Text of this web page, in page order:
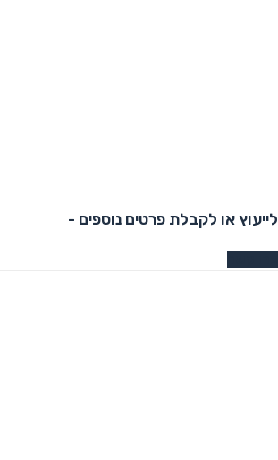
לייעוץ או לקבלת פרטים נוספים -